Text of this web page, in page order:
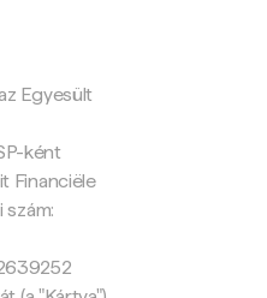
Egyesült
ként
Financiële
szám: